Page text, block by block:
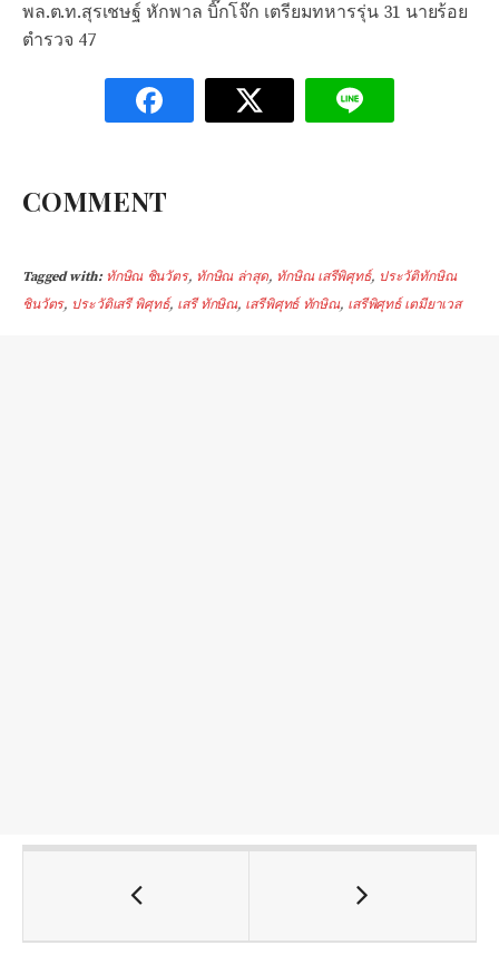
พล.ต.ท.สุรเชษฐ์ หักพาล บิ๊กโจ๊ก เตรียมทหารรุ่น 31 นายร้อย
ตำรวจ 47
COMMENT
Tagged with: ทักษิณ ชินวัตร, ทักษิณ ล่าสุด, ทักษิณ เสรีพิศุทธ์, ประวัติทักษิณ
ชินวัตร, ประวัติเสรี พิศุทธ์, เสรี ทักษิณ, เสรีพิศุทธ์ ทักษิณ, เสรีพิศุทธ์ เตมียาเวส